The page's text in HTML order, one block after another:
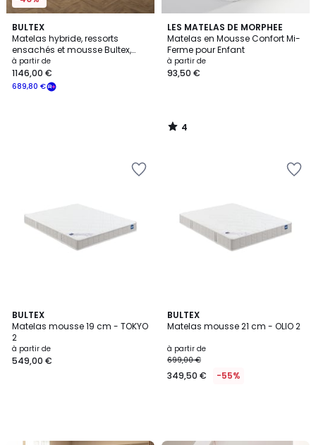
BULTEX
Matelas hybride, ressorts
ensachés et mousse Bultex,
soutien ferme, RESTORE
à partir de
689,80 €
1146,00 €
LES MATELAS DE MORPHEE
Matelas en Mousse Confort Mi-
Ferme pour Enfant
à partir de
93,50 €
4
/
5
4
/
BULTEX
Matelas mousse 19 cm - TOKYO
2
à partir de
549,00 €
BULTEX
Matelas mousse 21 cm - OLIO 2
à partir de
699,00 €
349,50 € -55%